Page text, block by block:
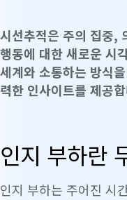
시선추적은 주의 집중,
행동에 대한 새로운 시
세계와 소통하는 방식
력한 인사이트를 제공
인지 부하란
인지 부하는 주어진 시